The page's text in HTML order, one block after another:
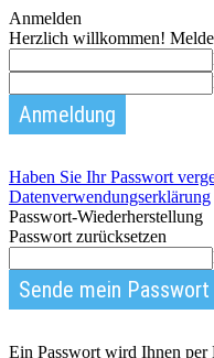
Anmelden
Herzlich willkommen!
Haben Sie Ihr Passwort
Datenverwendungserklärung
Passwort-Wiederherstellung
Passwort zurücksetzen
Ein Passwort wird Ihnen per